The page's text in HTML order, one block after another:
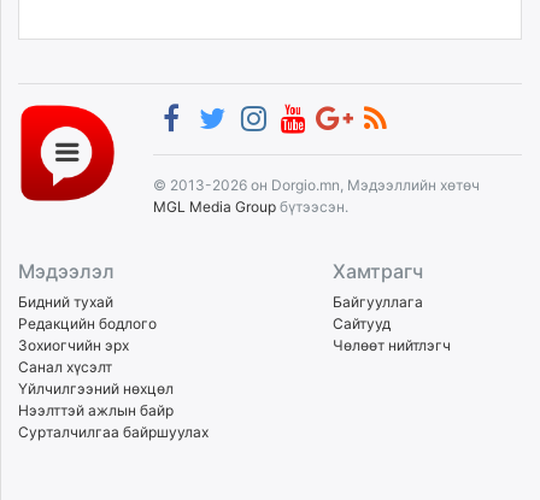
© 2013-2026 он Dorgio.mn, Мэдээллийн хөтөч
MGL Media Group бүтээсэн.
Мэдээлэл
Бидний тухай
Редакцийн бодлого
Зохиогчийн эрх
Санал хүсэлт
Үйлчилгээний нөхцөл
Нээлттэй ажлын байр
Сурталчилгаа байршуулах
Хамтрагч
Байгууллага
Сайтууд
Чөлөөт нийтлэгч